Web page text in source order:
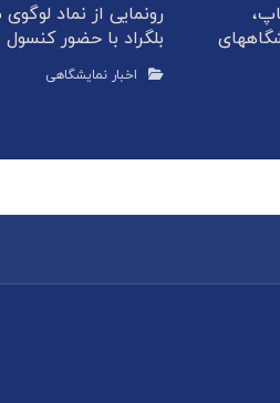
بلگراد با حضور
اخبار نمایشگاهی